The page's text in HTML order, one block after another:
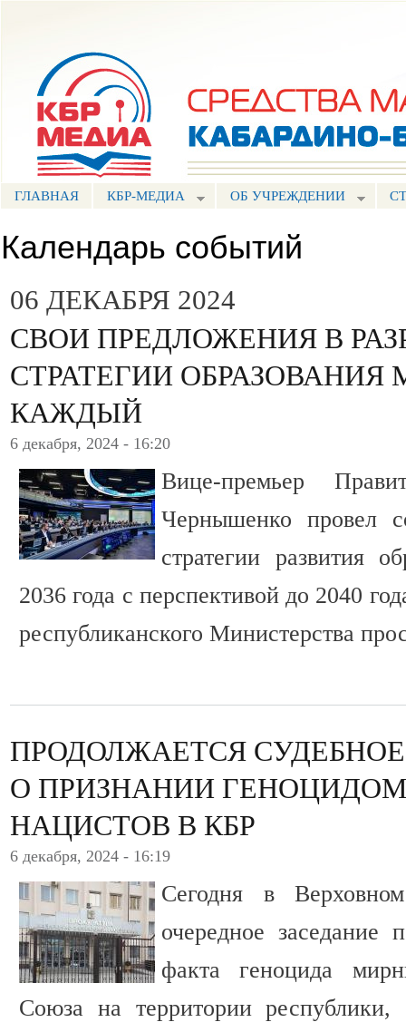
ГЛАВНАЯ КБР-МЕДИА ОБ УЧРЕЖДЕНИИ
Календарь событий
06 ДЕКАБРЯ 2024
СВОИ ПРЕДЛОЖЕНИЯ В
СТРАТЕГИИ
КАЖДЫЙ
6 декабря, 2024 - 16:20
Вице-премьер
Чернышенко провел
стратегии развития
2036 года с перспективой до 2040
республиканского Министерства
ПРОДОЛЖАЕТСЯ СУДЕБНОЕ
О ПРИЗНАНИИ
НАЦИСТОВ В КБР
6 декабря, 2024 - 16:19
Сегодня в
очередное заседание
факта геноцида
Союза на территории республики,